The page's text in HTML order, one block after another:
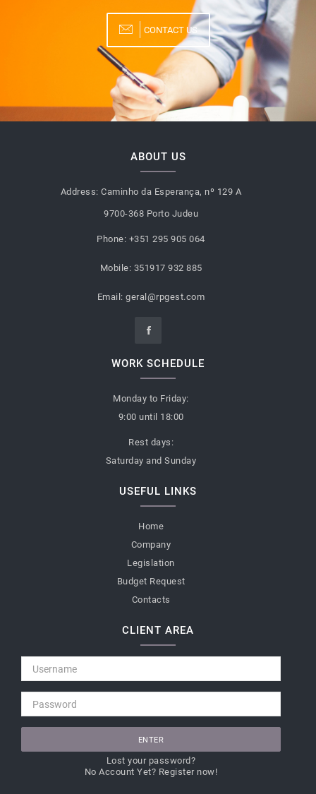
CONTACT US
ABOUT US
Address: Caminho da Esperança, nº 129 A
9700-368 Porto Judeu
Phone: +351 295 905 064
Mobile: 351917 932 885
Email: geral@rpgest.com
WORK SCHEDULE
Monday to Friday:
9:00 until 18:00
Rest days:
Saturday and Sunday
USEFUL LINKS
Home
Company
Legislation
Budget Request
Contacts
CLIENT AREA
ENTER
Lost your password?
No Account Yet? Register now!